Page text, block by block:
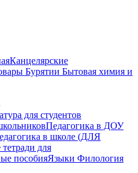
Канцелярские
Бурятии Бытовая химия и
для студентов
Педагогика в ДОУ
в школе (ДЛЯ
для
пособияЯзыки Филология